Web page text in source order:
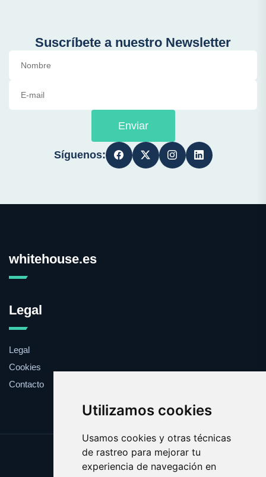
Utilizamos cookies
Usamos cookies y otras técnicas
de rastreo para mejorar tu
experiencia de navegación en
Suscríbete a nuestro Newsletter
Enviar
Síguenos:
whitehouse.es
Legal
Legal
Cookies
Contacto
Update cookies preferences